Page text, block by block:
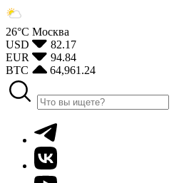
26°С Москва
USD
82.17
EUR
94.84
BTC
64,961.24